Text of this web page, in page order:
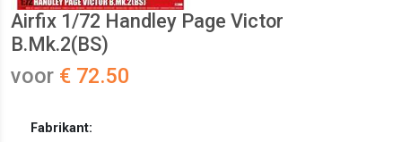
Airfix 1/72 Handley Page Victor
B.Mk.2(BS)
voor € 72.50
Fabrikant: